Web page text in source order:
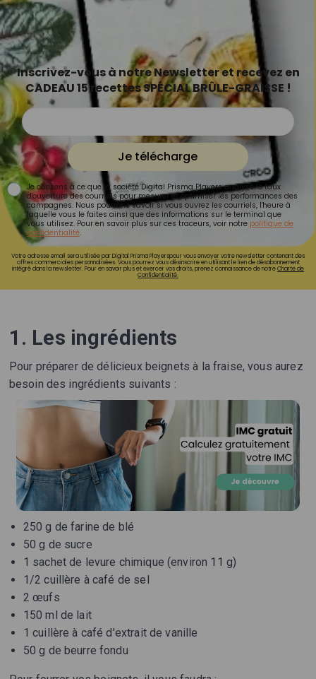
Inscrivez-vous à notre Newsletter et recevez en
CADEAU 15 recettes SPÉCIAL BRÛLE-GRAISSE !
Je télécharge
Je consens à ce que la société Digital Prisma Players analyse le taux
d'ouverture des courriels pour mesurer et optimiser les performances des
campagnes. Nous pourrons savoir si vous ouvrez les courriels, l'heure à
laquelle vous le faites ainsi que des informations sur le terminal que
vous utilisez. Pour en savoir plus sur ces traceurs, voir notre politique de
confidentialité.
Votre adresse email sera utilisée par Digital Prisma Playerspour vous envoyer votre newsletter contenant des
offres commerciales personnalisées. Vous pourrez vous désinscrire en utilisant le lien de désabonnement
intégré dans la newsletter. Pour en savoir plus et exercer vos droits, prenez connaissance de notreCharte de
Confidentialité.
1. Les ingrédients
Pour préparer de délicieux beignets à la fraise, vous aurez
besoin des ingrédients suivants :
250 g de farine de blé
50 g de sucre
1 sachet de levure chimique (environ 11 g)
1/2 cuillère à café de sel
2 œufs
150 ml de lait
1 cuillère à café d'extrait de vanille
50 g de beurre fondu